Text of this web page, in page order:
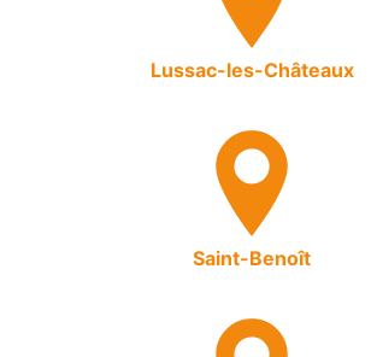
Lussac-les-Châteaux
Saint-Benoît